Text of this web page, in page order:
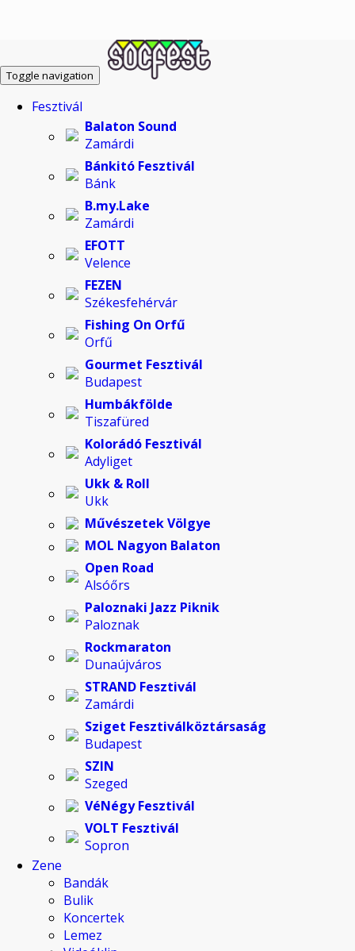
Toggle navigation
Fesztivál
Balaton Sound
Zamárdi
Bánkitó Fesztivál
Bánk
B.my.Lake
Zamárdi
EFOTT
Velence
FEZEN
Székesfehérvár
Fishing On Orfű
Orfű
Gourmet Fesztivál
Budapest
Humbákfölde
Tiszafüred
Kolorádó Fesztivál
Adyliget
Ukk & Roll
Ukk
Művészetek Völgye
MOL Nagyon Balaton
Open Road
Alsóőrs
Paloznaki Jazz Piknik
Paloznak
Rockmaraton
Dunaújváros
STRAND Fesztivál
Zamárdi
Sziget Fesztiválköztársaság
Budapest
SZIN
Szeged
VéNégy Fesztivál
VOLT Fesztivál
Sopron
Zene
Bandák
Bulik
Koncertek
Lemez